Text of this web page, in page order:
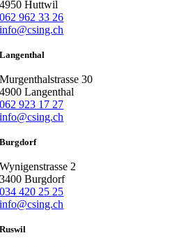
4950 Huttwil
062 962 33 26
info@csing.ch
Langenthal
Murgenthalstrasse 30
4900 Langenthal
062 923 17 27
info@csing.ch
Burgdorf
Wynigenstrasse 2
3400 Burgdorf
034 420 25 25
info@csing.ch
Ruswil